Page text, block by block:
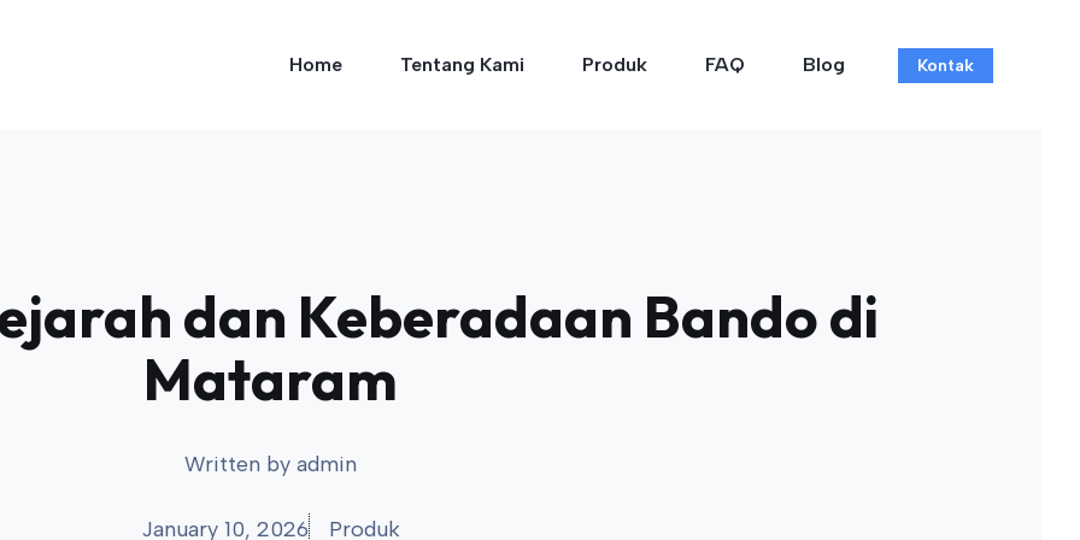
Home Tentang Kami Produk FAQ Blog Kontak
dan Keberadaan Bando di
Mataram
Written by admin
January 10, 2026 Produk